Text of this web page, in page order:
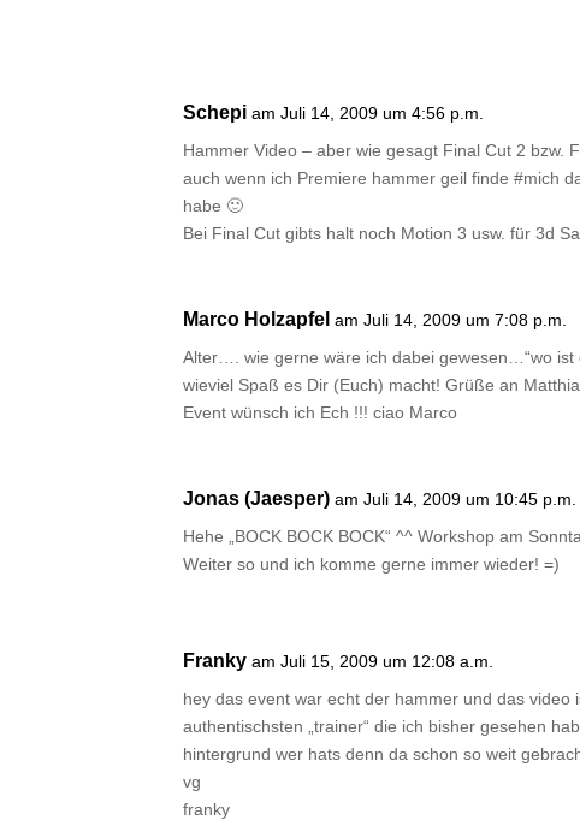
Schepi am Juli 14, 2009 um 4:56 p.m.
Hammer Video – aber wie gesagt Final Cut 2 bzw.
auch wenn ich Premiere hammer geil finde #mich
habe 🙂
Bei Final Cut gibts halt noch Motion 3 usw. für 3d
Marco Holzapfel am Juli 14, 2009 um 7:08 p.m.
Alter…. wie gerne wäre ich dabei gewesen…“wo
wieviel Spaß es Dir (Euch) macht! Grüße an
Event wünsch ich Ech !!! ciao Marco
Jonas (Jaesper) am Juli 14, 2009 um 10:45 p.m.
Hehe „BOCK BOCK BOCK“ ^^ Workshop am
Weiter so und ich komme gerne immer wieder! =)
Franky am Juli 15, 2009 um 12:08 a.m.
hey das event war echt der hammer und das
authentischsten „trainer“ die ich bisher gesehen
hintergrund wer hats denn da schon so weit
vg
franky